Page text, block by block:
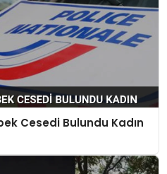
Cesedi Bulundu Kadın